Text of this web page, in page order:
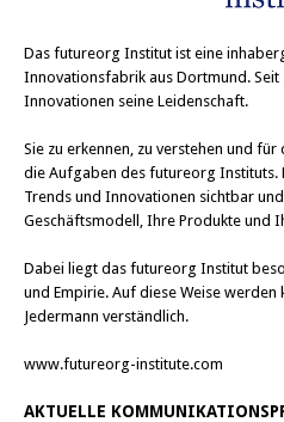
Das futureorg Institut ist eine
Innovationsfabrik aus Dortmund. Seit
Innovationen seine Leidenschaft.
Sie zu erkennen, zu verstehen und
die Aufgaben des futureorg
Trends und Innovationen sichtbar
Geschäftsmodell, Ihre Produkte und
Dabei liegt das futureorg Institut
und Empirie. Auf diese Weise
Jedermann verständlich.
www.futureorg-institute.com
AKTUELLE